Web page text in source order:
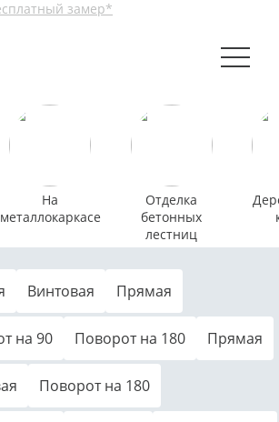
замер*
На
металлокаркасе
Отделка
бетонных
лестниц
Винтовая Прямая
на 90 Поворот на 180 Прямая
Поворот на 180